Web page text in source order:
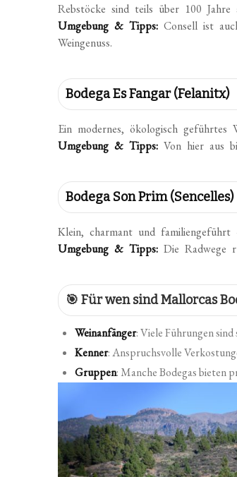
Rebstöcke sind teils über 100 Jahre
Umgebung & Tipps: Consell ist
Weingenuss.
Bodega Es Fangar (Felanitx)
Ein modernes, ökologisch geführtes
Umgebung & Tipps: Von hier aus
Bodega Son Prim (Sencelles)
Klein, charmant und
Umgebung & Tipps: Die Radwege
🎯 Für wen sind Mallorcas
Weinanfänger: Viele Führungen
Kenner: Anspruchsvolle
Gruppen: Manche Bodegas bieten